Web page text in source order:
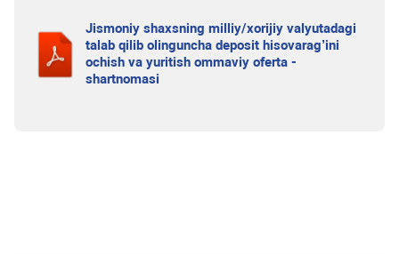
Jismoniy shaxsning milliy/xorijiy valyutadagi
talab qilib olinguncha deposit hisovarag’ini
ochish va yuritish ommaviy oferta -
shartnomasi